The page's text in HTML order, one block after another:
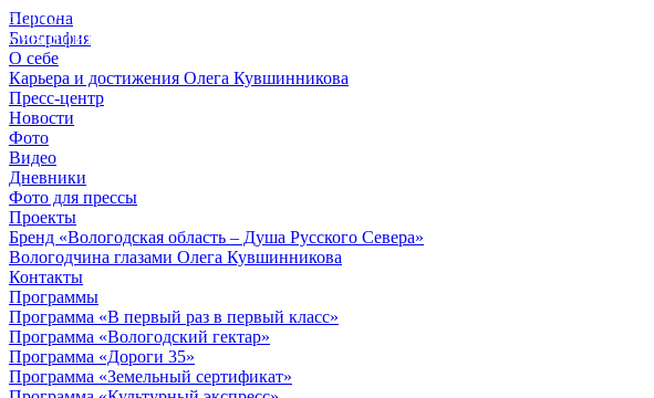
Персона
Биография
О себе
Карьера и достижения Олега Кувшинникова
Пресс-центр
Новости
Фото
Видео
Дневники
Фото для прессы
Проекты
Бренд «Вологодская область – Душа Русского Севера»
Вологодчина глазами Олега Кувшинникова
Контакты
Программы
Программа «В первый раз в первый класс»
Программа «Вологодский гектар»
Программа «Дороги 35»
Программа «Земельный сертификат»
© 2012 - 2023,
КУВШИННИКОВ О.А.